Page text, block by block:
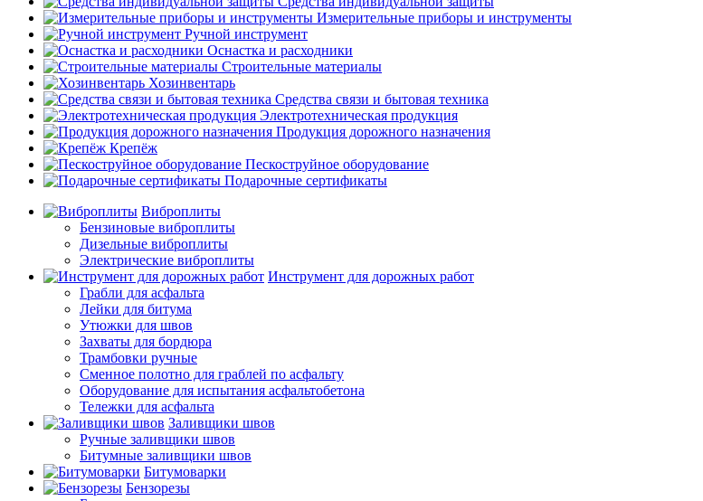
Измерительные приборы и инструменты
Ручной инструмент
Оснастка и расходники
Строительные материалы
Хозинвентарь
Средства связи и бытовая техника
Электротехническая продукция
Продукция дорожного назначения
Крепёж
Пескоструйное оборудование
Подарочные сертификаты
Виброплиты
Бензиновые виброплиты
Дизельные виброплиты
Электрические виброплиты
Инструмент для дорожных работ
Грабли для асфальта
Лейки для битума
Утюжки для швов
Захваты для бордюра
Трамбовки ручные
Сменное полотно для граблей по асфальту
Оборудование для испытания асфальтобетона
Тележки для асфальта
Заливщики швов
Ручные заливщики швов
Битумные заливщики швов
Битумоварки
Бензорезы